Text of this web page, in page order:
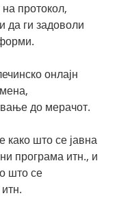
протокол,
да ги задоволи
онлајн
до мерачот.
што се јавна
програма итн., и
што се